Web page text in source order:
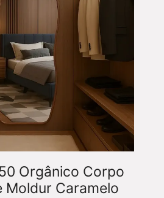
Orgânico Corpo
Moldur Caramelo